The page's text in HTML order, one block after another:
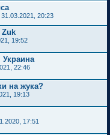
31.03.2021, 20:23
19:52
Украина
22:46
на жука?
19:13
17:51